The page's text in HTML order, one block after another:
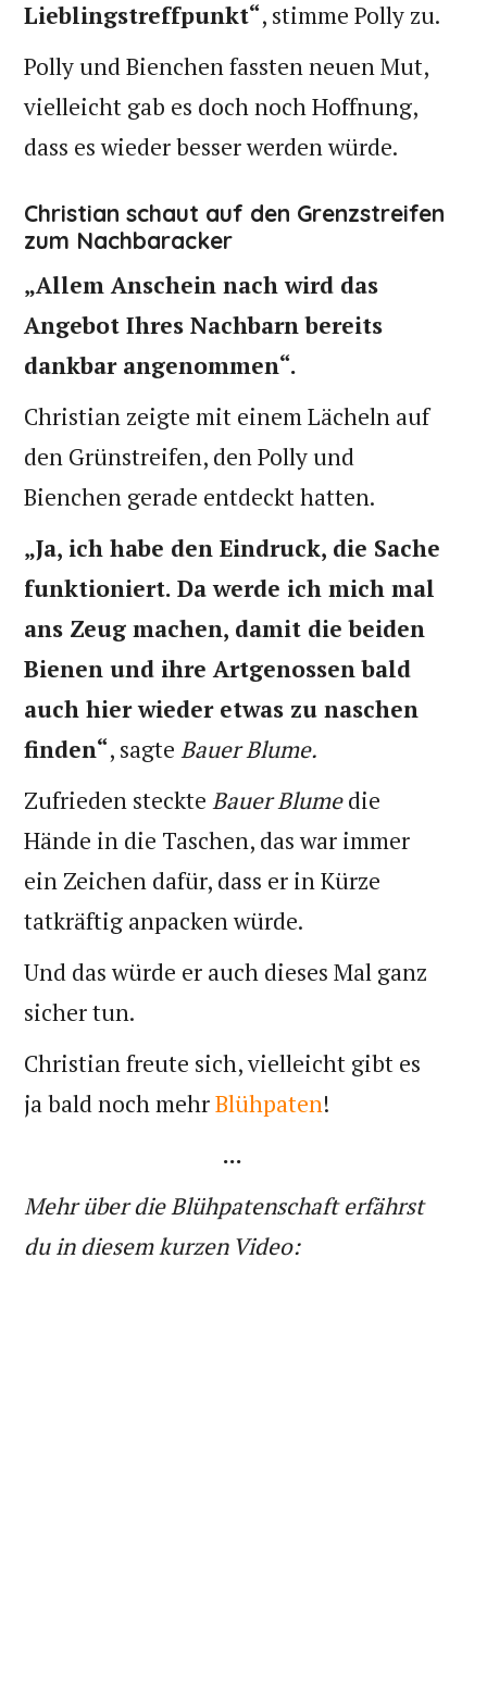
Lieblingstreffpunkt“, stimme Polly zu.
Polly und Bienchen fassten neuen Mut,
vielleicht gab es doch noch Hoffnung,
dass es wieder besser werden würde.
Christian schaut auf den Grenzstreifen
zum Nachbaracker
„Allem Anschein nach wird das
Angebot Ihres Nachbarn bereits
dankbar angenommen“.
Christian zeigte mit einem Lächeln auf
den Grünstreifen, den Polly und
Bienchen gerade entdeckt hatten.
„Ja, ich habe den Eindruck, die Sache
funktioniert. Da werde ich mich mal
ans Zeug machen, damit die beiden
Bienen und ihre Artgenossen bald
auch hier wieder etwas zu naschen
finden“, sagteBauer Blume.
Zufrieden steckteBauer Blumedie
Hände in die Taschen, das war immer
ein Zeichen dafür, dass er in Kürze
tatkräftig anpacken würde.
Und das würde er auch dieses Mal ganz
sicher tun.
Christian freute sich, vielleicht gibt es
ja bald noch mehrBlühpaten!
...
Mehr über die Blühpatenschaft erfährst
du in diesem kurzen Video: